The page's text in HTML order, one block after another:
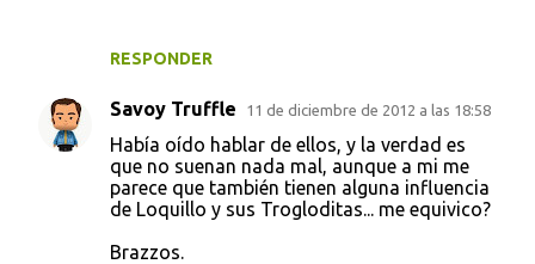
RESPONDER
Savoy Truffle 11 de diciembre de 2012 a las 18:58
Había oído hablar de ellos, y la verdad es
que no suenan nada mal, aunque a mi me
parece que también tienen alguna influencia
de Loquillo y sus Trogloditas... me equivico?
Brazzos.